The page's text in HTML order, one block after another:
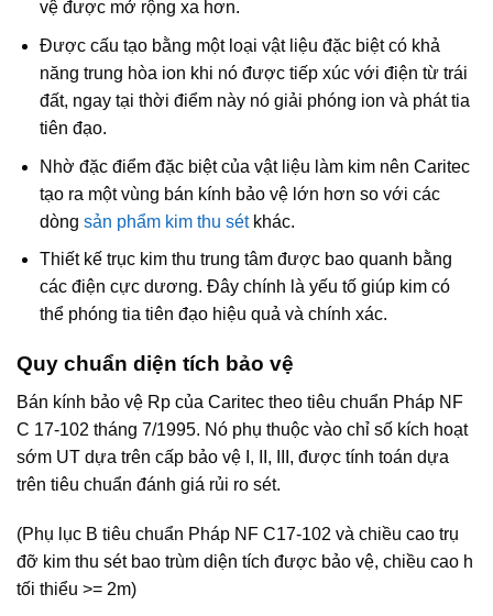
vệ được mở rộng xa hơn.
Được cấu tạo bằng một loại vật liệu đặc biệt có khả
năng trung hòa ion khi nó được tiếp xúc với điện từ trái
đất, ngay tại thời điểm này nó giải phóng ion và phát tia
tiên đạo.
Nhờ đặc điểm đặc biệt của vật liệu làm kim nên Caritec
tạo ra một vùng bán kính bảo vệ lớn hơn so với các
dòng sản phẩm kim thu sétkhác.
Thiết kế trục kim thu trung tâm được bao quanh bằng
các điện cực dương. Đây chính là yếu tố giúp kim có
thể phóng tia tiên đạo hiệu quả và chính xác.
Quy chuẩn diện tích bảo vệ
Bán kính bảo vệ Rp của Caritec theo tiêu chuẩn Pháp NF
C 17-102 tháng 7/1995. Nó phụ thuộc vào chỉ số kích hoạt
sớm UT dựa trên cấp bảo vệ I, II, III, được tính toán dựa
trên tiêu chuẩn đánh giá rủi ro sét.
(Phụ lục B tiêu chuẩn Pháp NF C17-102 và chiều cao trụ
đỡ kim thu sét bao trùm diện tích được bảo vệ, chiều cao h
tối thiểu >= 2m)